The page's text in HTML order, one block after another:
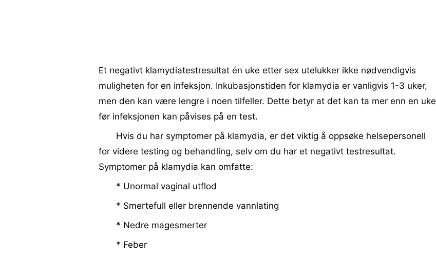
Et negativt klamydiatestresultat én uke etter sex utelukker ikke nødvendigvis
muligheten for en infeksjon. Inkubasjonstiden for klamydia er vanligvis 1-3 uker,
men den kan være lengre i noen tilfeller. Dette betyr at det kan ta mer enn en uke
før infeksjonen kan påvises på en test.
Hvis du har symptomer på klamydia, er det viktig å oppsøke helsepersonell
for videre testing og behandling, selv om du har et negativt testresultat.
Symptomer på klamydia kan omfatte:
* Unormal vaginal utflod
* Smertefull eller brennende vannlating
* Nedre magesmerter
* Feber